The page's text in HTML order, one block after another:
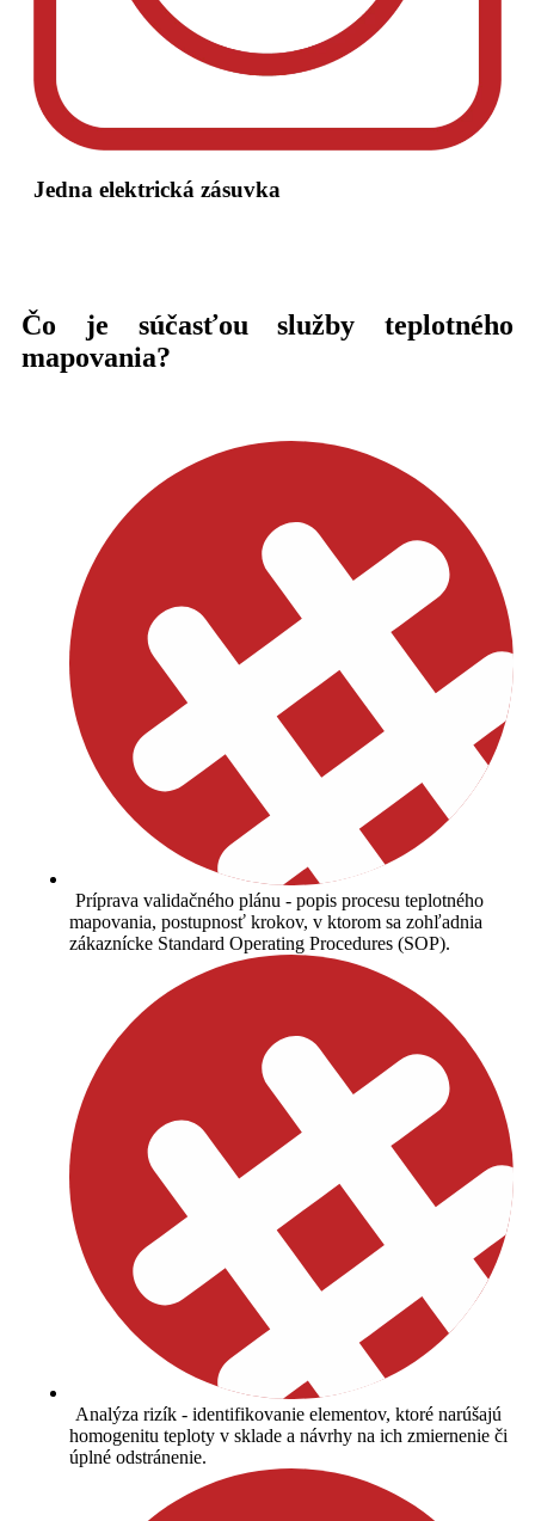
Jedna elektrická zásuvka
Čo je súčasťou služby teplotného
mapovania?
Príprava validačného plánu - popis procesu teplotného
mapovania, postupnosť krokov, v ktorom sa zohľadnia
zákaznícke Standard Operating Procedures (SOP).
Analýza rizík - identifikovanie elementov, ktoré narúšajú
homogenitu teploty v sklade a návrhy na ich zmiernenie či
úplné odstránenie.